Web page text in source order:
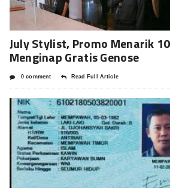
July Stylist, Promo Menarik
Menginap Gratis Genose
0 comment Read Full Article